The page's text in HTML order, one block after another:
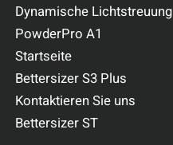
Dynamische Lichtstreuung
PowderPro A1
Startseite
Bettersizer S3 Plus
Kontaktieren Sie uns
Bettersizer ST